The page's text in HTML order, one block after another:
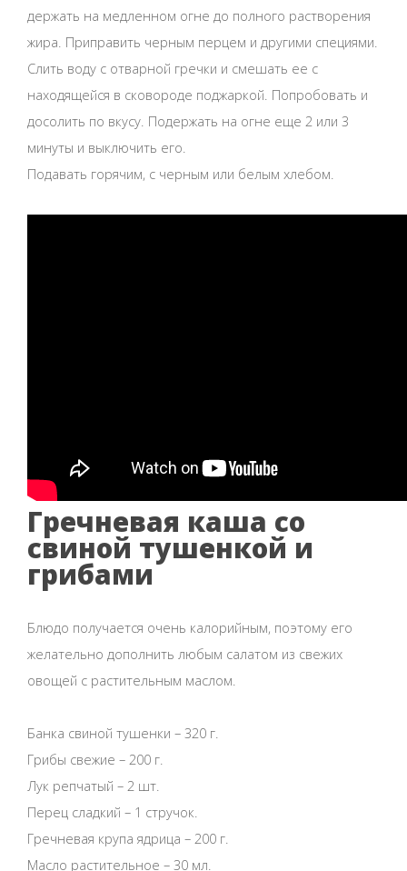
держать на медленном огне до полного растворения
жира. Приправить черным перцем и другими специями.
Слить воду с отварной гречки и смешать ее с
находящейся в сковороде поджаркой. Попробовать и
досолить по вкусу. Подержать на огне еще 2 или 3
минуты и выключить его.
Подавать горячим, с черным или белым хлебом.
Гречневая каша со
свиной тушенкой и
грибами
Блюдо получается очень калорийным, поэтому его
желательно дополнить любым салатом из свежих
овощей с растительным маслом.
Банка свиной тушенки – 320 г.
Грибы свежие – 200 г.
Лук репчатый – 2 шт.
Перец сладкий – 1 стручок.
Гречневая крупа ядрица – 200 г.
Масло растительное – 30 мл.